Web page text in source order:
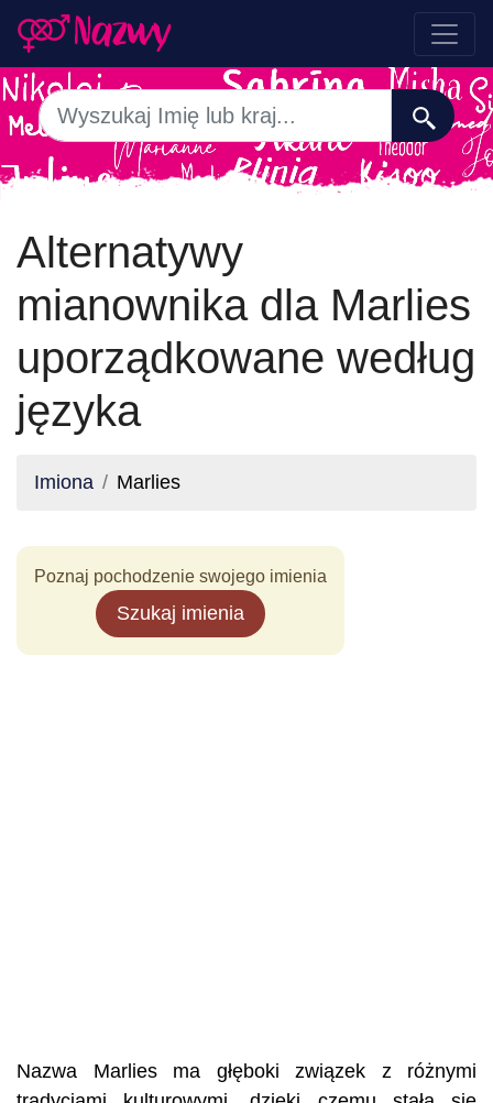
Alternatywy
mianownika dla Marlies
uporządkowane według
języka
Imiona Marlies
Poznaj pochodzenie swojego imienia
Szukaj imienia
Nazwa Marlies ma głęboki związek z różnymi